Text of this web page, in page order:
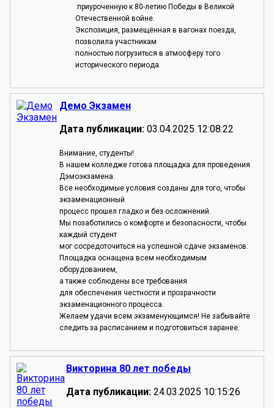
приуроченную к 80-летию Победы в Великой
Отечественной войне.
Экспозиция, размещённая в вагонах поезда,
позволила участникам
полностью погрузиться в атмосферу того
исторического периода.
Демо Экзамен
Дата публикации: 03.04.2025 12:08:22
Внимание, студенты!
В нашем колледже готова площадка для проведения
Дэмоэкзамена.
Все необходимые условия созданы для того, чтобы
экзаменационный
процесс прошел гладко и без осложнений.
Мы позаботились о комфорте и безопасности, чтобы
каждый студент
мог сосредоточиться на успешной сдаче экзаменов.
Площадка оснащена всем необходимым
оборудованием,
а также соблюдены все требования
для обеспечения честности и прозрачности
экзаменационного процесса.
Желаем удачи всем экзаменующимся! Не забывайте
следить за расписанием и подготовиться заранее.
Викторина 80 лет победы
Дата публикации: 24.03.2025 10:15:26